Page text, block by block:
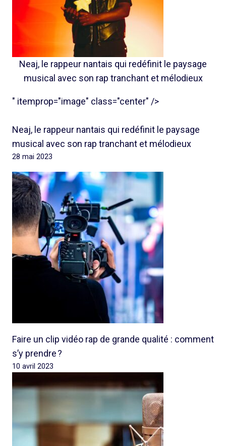
Neaj, le rappeur nantais qui redéfinit le paysage
musical avec son rap tranchant et mélodieux
" itemprop="image" class="center" />
Neaj, le rappeur nantais qui redéfinit le paysage
musical avec son rap tranchant et mélodieux
28 mai 2023
Faire un clip vidéo rap de grande qualité : comment
s’y prendre ?
10 avril 2023